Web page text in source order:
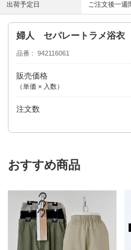
出荷予定日 ご注文後一週
婦人 セパレートラメ浴
品番 942116061
販売価格
（単価 × 入数）
注文数
おすすめ商品